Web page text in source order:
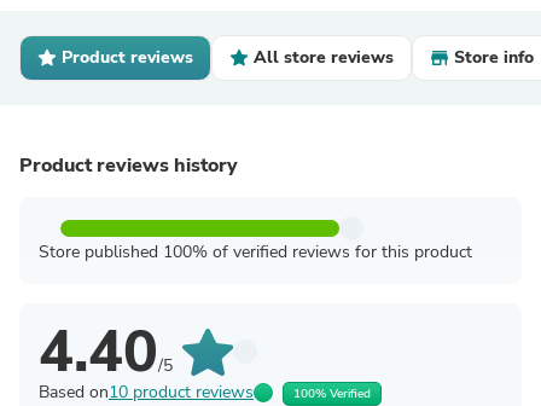
Product reviews All store reviews Store info
Product reviews history
Store published 100% of verified reviews for this product
4.40/5
Based on10 product reviews 100% Verified